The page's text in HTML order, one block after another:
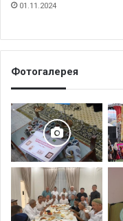
01.11.2024
Фотогалерея